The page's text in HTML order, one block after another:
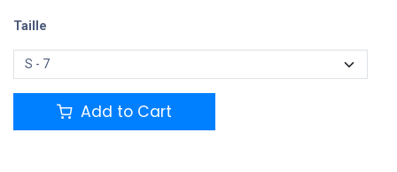
Taille
Add to Cart